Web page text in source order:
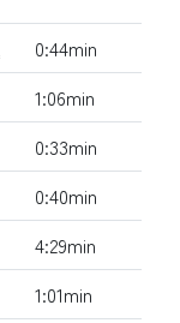
0:44min
1:06min
0:33min
0:40min
4:29min
1:01min